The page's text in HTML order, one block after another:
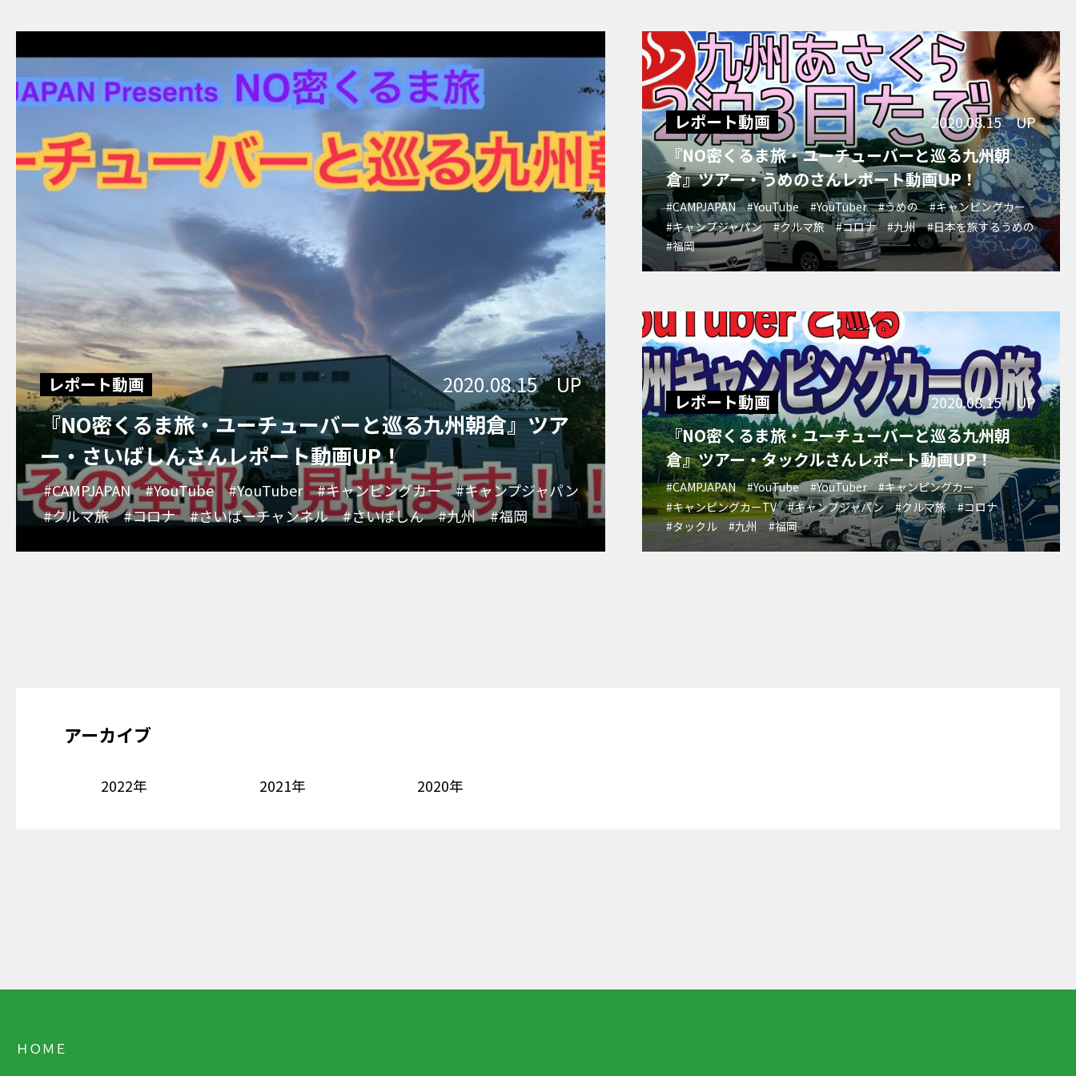
レポート動画 2020.08.15 UP
『NO密くるま旅・ユーチューバーと巡る九州朝倉』ツア
ー・さいばしんさんレポート動画UP！
#CAMPJAPAN #YouTube #YouTuber #キャンピングカー
#キャンプジャパン
#クルマ旅
#コロナ #さいばーチャンネル #さいばしん #九州 #福岡
レポート動画 2020.08.15 UP
『NO密くるま旅・ユーチューバーと巡る九州朝
倉』ツアー・うめのさんレポート動画UP！
#CAMPJAPAN #YouTube #YouTuber #うめの
#キャンピングカー
#キャンプジャパン
#クルマ旅 #コロナ #九州
#日本を旅するうめの
#福岡
レポート動画 2020.08.15 UP
『NO密くるま旅・ユーチューバーと巡る九州朝
倉』ツアー・タックルさんレポート動画UP！
#CAMPJAPAN #YouTube #YouTuber
#キャンピングカー
#キャンピングカーTV
#キャンプジャパン #クルマ旅
#コロナ
#タックル
#九州 #福岡
アーカイブ
2022年 2021年 2020年
ＨＯＭＥ